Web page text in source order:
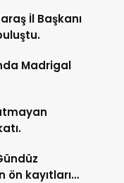
İl Başkanı
Madrigal
ön kayıtları